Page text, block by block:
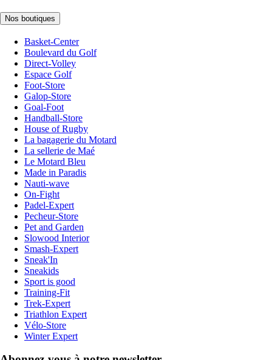
Nos boutiques
Basket-Center
Boulevard du Golf
Direct-Volley
Espace Golf
Foot-Store
Galop-Store
Goal-Foot
Handball-Store
House of Rugby
La bagagerie du Motard
La sellerie de Maé
Le Motard Bleu
Made in Paradis
Nauti-wave
On-Fight
Padel-Expert
Pecheur-Store
Pet and Garden
Slowood Interior
Smash-Expert
Sneak'In
Sneakids
Sport is good
Training-Fit
Trek-Expert
Triathlon Expert
Vélo-Store
Winter Expert